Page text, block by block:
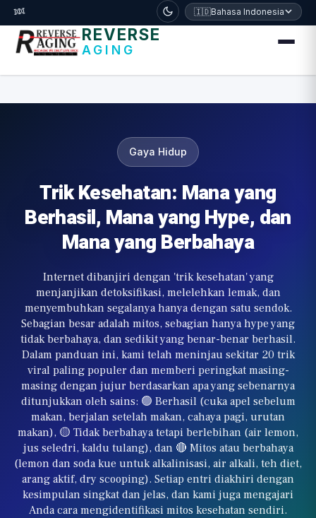
דלג לתוכן הראשי
🧬 🇮🇩Bahasa Indonesia
REVERSE
AGING
Gaya Hidup
Trik Kesehatan: Mana yang
Berhasil, Mana yang Hype, dan
Mana yang Berbahaya
Internet dibanjiri dengan 'trik kesehatan' yang
menjanjikan detoksifikasi, melelehkan lemak, dan
menyembuhkan segalanya hanya dengan satu sendok.
Sebagian besar adalah mitos, sebagian hanya hype yang
tidak berbahaya, dan sedikit yang benar-benar berhasil.
Dalam panduan ini, kami telah meninjau sekitar 20 trik
viral paling populer dan memberi peringkat masing-
masing dengan jujur berdasarkan apa yang sebenarnya
ditunjukkan oleh sains: 🟢 Berhasil (cuka apel sebelum
makan, berjalan setelah makan, cahaya pagi, urutan
makan), 🟡 Tidak berbahaya tetapi berlebihan (air lemon,
jus seledri, kaldu tulang), dan 🔴 Mitos atau berbahaya
(lemon dan soda kue untuk alkalinisasi, air alkali, teh diet,
arang aktif, dry scooping). Setiap entri diakhiri dengan
kesimpulan singkat dan jelas, dan kami juga mengajari
Anda cara mengidentifikasi mitos kesehatan sendiri.